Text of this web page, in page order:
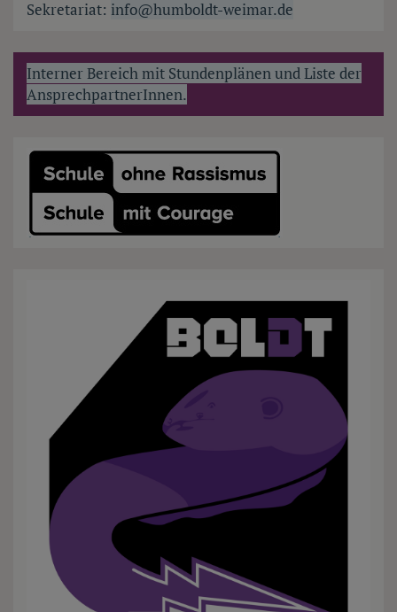
Sekretariat: info@humboldt-weimar.de
Interner Bereich mit Stundenplänen und Liste der
AnsprechpartnerInnen.